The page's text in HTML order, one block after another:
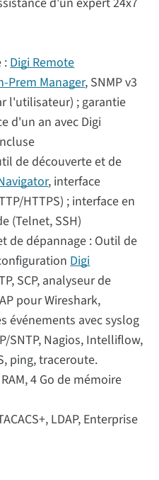
:Digi Remote
Prem Manager, SNMP v3
l'utilisateur) ; garantie
d'un an avec Digi
de découverte et de
, interface
HTTPS) ; interface en
(Telnet, SSH)
de dépannage : Outil de
Digi
SCP, analyseur de
pour Wireshark,
événements avec syslog
SNTP, Nagios, Intelliflow,
ping, traceroute.
4 Go de mémoire
LDAP, Enterprise